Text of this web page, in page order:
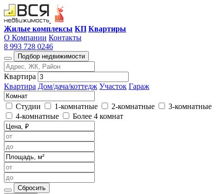
Жилые комплексы КП Квартиры
О Компании Контакты
8 993 728 0246
Подбор недвижимости
Квартира
Квартира Дом/дача/коттедж Участок Гараж
Студии 1-комнатные 2-комнатные
3-комнатные
4-комнатные
Более 4 комнат
Сбросить